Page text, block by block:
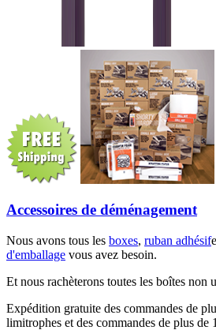
Accessoires de déménagement
Nous avons tous les boxes, ruban adhésif
d'emballage vous avez besoin.
Et nous rachèterons toutes les boîtes non
Expédition gratuite des commandes de
limitrophes et des commandes de plus de